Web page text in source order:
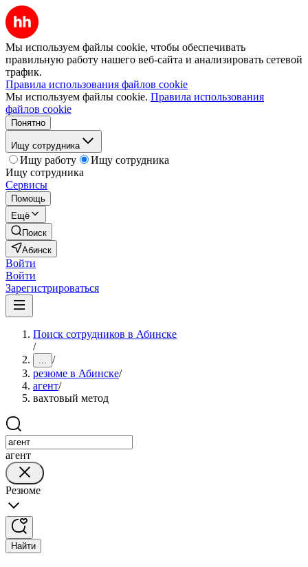
Мы используем файлы cookie, чтобы обеспечивать
правильную работу нашего веб-сайта и анализировать сетевой
трафик.
Правила использования файлов cookie
Мы используем файлы cookie. Правила использования
файлов cookie
Понятно
Ищу сотрудника
Ищу работу
Ищу сотрудника
Ищу сотрудника
Сервисы
Помощь
Ещё
Поиск
Абинск
Войти
Войти
Зарегистрироваться
Поиск сотрудников в Абинске
/
... /
резюме в Абинске/
агент/
вахтовый метод
агент
Резюме
Найти